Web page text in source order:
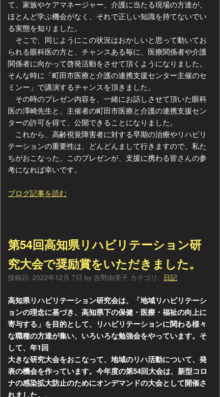
て、家族やケアマネージャー、介護に当たる現場の方達が、
ほとんど学ぶ機会がなく、それで正しい知識を持てないでい
る実態を知りました。
そこで、同じようにこの状況はおかしいと思って動いてお
られる眼科医の方と、チャンスある毎に、医療関係者や介護
関係者に向かって啓発活動をさせて頂くようになりました。
そんな時に「町田市医療と介護の連携支援センター主催のセ
ミンー」で講演するチャンスを頂きました。
その時のプレゼン内容を、一緒にお話しさせて頂いた眼科
医の澤崎先生と、主催者の町田市医療と介護の連携支援セン
ターの許可を得て、公開できることになりました。
これから、高齢視覚障害者に対する早期の治療やリハビリ
テーションの重要性は、どんどんまして行きますので、私た
ちがおこなった、このプレゼンが、支援に携わる皆さんの参
考になれば幸いです。
ブログ記事を読む
第54回高知県リハビリテーション研
究大会で奨励賞をいただきました。
投稿日: 2022年12月 7日 by 吉野由美子 カテゴリ: 日記
高知県リハビリテーション研究会は、「地域リハビリテーシ
ョンの理念に基づき、高知県下の保健・医療・福祉の向上に
寄与する」を目的として、リハビリテーションに関わる様々
な職種の方達が集い、いろいろな勉強会をやっています。そ
して、年1回
大きな研究大会をおこなって、地域のリハ活動について、発
表の機会を作っています。今年度の第54回大会は、新型コロ
ナの感染拡大防止のためにオンデマンドの大会として開催さ
れました。、